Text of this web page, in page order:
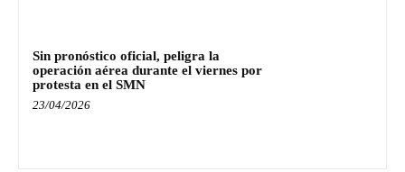
Sin pronóstico oficial, peligra la
operación aérea durante el viernes por
protesta en el SMN
23/04/2026